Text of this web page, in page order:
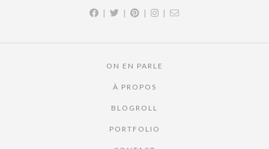
| | | |
ON EN PARLE
À PROPOS
BLOGROLL
PORTFOLIO